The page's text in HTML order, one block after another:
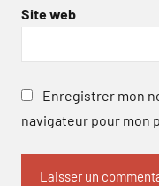
Site web
Enregistrer mon
navigateur pour mon